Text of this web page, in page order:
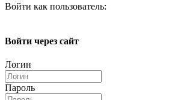
Войти как пользователь:
Войти через сайт
Логин
Пароль